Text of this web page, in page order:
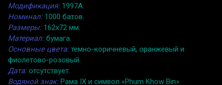
Модификация:1997A.
Номинал:1000 батов.
Размеры:162x72 мм.
Материал:бумага.
Основные цвета:темно-коричневый, оранжевый и
фиолетово-розовый.
Дата:отсутствует.
Водяной знак:Рама IX и символ «Phum Khow Bin»